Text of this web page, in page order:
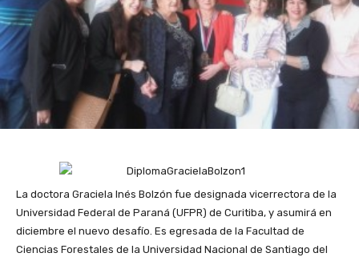
La doctora Graciela Inés Bolzón fue designada vicerrectora de la
Universidad Federal de Paraná (UFPR) de Curitiba, y asumirá en
diciembre el nuevo desafío. Es egresada de la Facultad de
Ciencias Forestales de la Universidad Nacional de Santiago del